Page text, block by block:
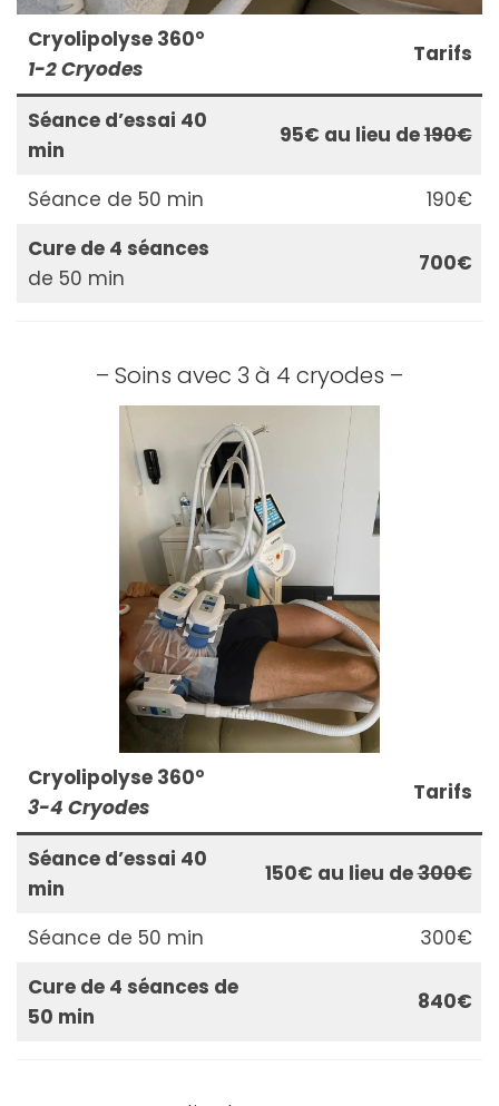
Cryolipolyse 360°
1-2 Cryodes
Tarifs
Séance d’essai 40
min
95€ au lieu de190€
Séance de 50 min
190€
Cure de 4 séances
de 50 min
700€
– Soins avec 3 à 4 cryodes –
Cryolipolyse 360°
3-4 Cryodes
Tarifs
Séance d’essai 40
min
150€ au lieu de300€
Séance de 50 min
300€
Cure de 4 séances de
50 min
840€